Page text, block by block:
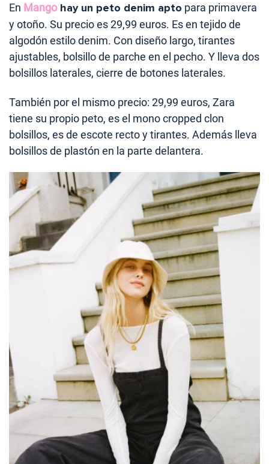
En Mango hay un peto denim apto para primavera
y otoño. Su precio es 29,99 euros. Es en tejido de
algodón estilo denim. Con diseño largo, tirantes
ajustables, bolsillo de parche en el pecho. Y lleva dos
bolsillos laterales, cierre de botones laterales.
También por el mismo precio: 29,99 euros, Zara
tiene su propio peto, es el mono cropped clon
bolsillos, es de escote recto y tirantes. Además lleva
bolsillos de plastón en la parte delantera.